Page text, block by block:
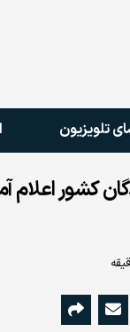
تلویزیون
کشور اعلام